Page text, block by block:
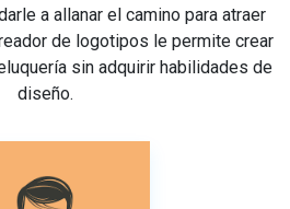
a allanar el camino para atraer
de logotipos le permite crear
sin adquirir habilidades de
diseño.